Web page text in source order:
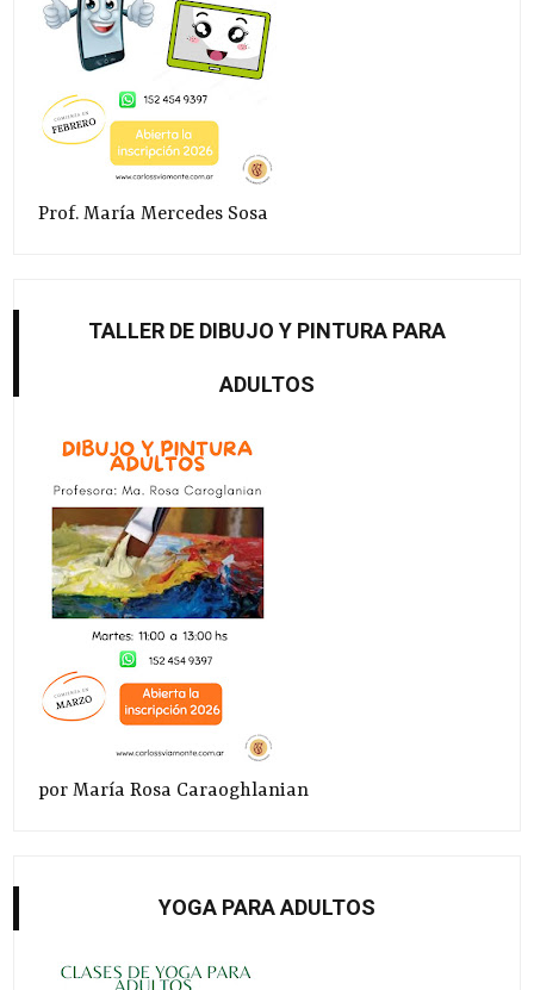
Prof. María Mercedes Sosa
TALLER DE DIBUJO Y PINTURA PARA
ADULTOS
por María Rosa Caraoghlanian
YOGA PARA ADULTOS